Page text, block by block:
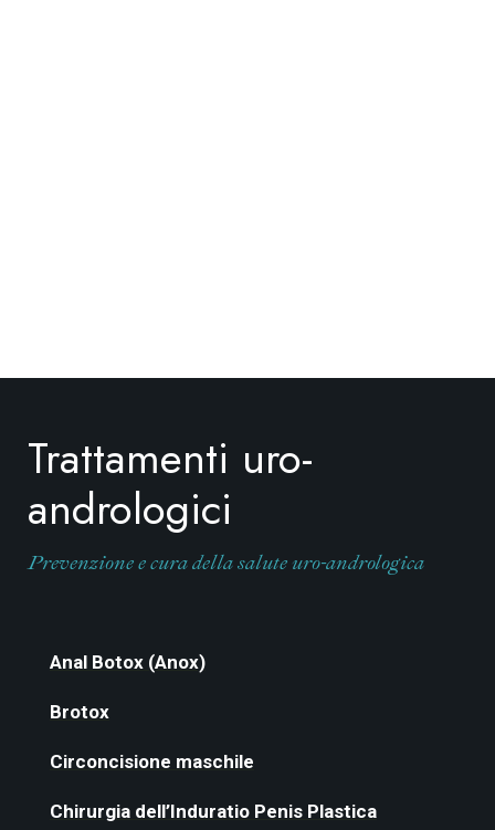
Trattamenti uro-
andrologici
Prevenzione e cura della salute uro-andrologica
Anal Botox (Anox)
Brotox
Circoncisione maschile
Chirurgia dell’Induratio Penis Plastica